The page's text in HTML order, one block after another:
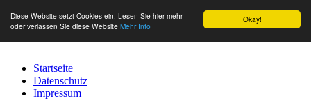
Okay!
Diese Website setzt Cookies ein. Lesen Sie hier mehr
oder verlassen Sie diese Website Mehr Info
Startseite
Datenschutz
Impressum